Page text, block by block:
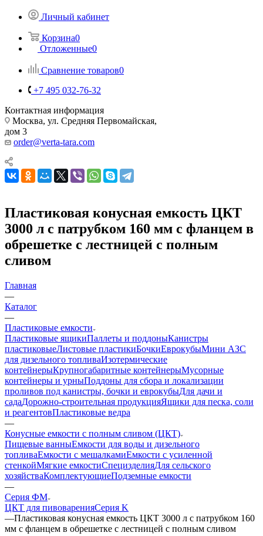
Личный кабинет
Корзина0
Отложенные0
Сравнение товаров0
+7 495 032-76-32
Контактная информация
Москва, ул. Средняя Первомайская,
дом 3
order@verta-tara.com
Пластиковая конусная емкость ЦКТ
3000 л с патрубком 160 мм с фланцем в
обрешетке с лестницей с полным
сливом
Главная
—
Каталог
—
Пластиковые емкости
Пластиковые ящикиПаллеты и поддоныКанистры
пластиковыеЛистовые пластикиБочкиЕврокубыМини АЗС
для дизельного топливаИзотермические
контейнерыКрупногабаритные контейнерыМусорные
контейнеры и урныПоддоны для сбора и локализации
проливов под канистры, бочки и еврокубыДля дачи и
садаДорожно-строительная продукцияЯщики для песка, соли
и реагентовПластиковые ведра
—
Конусные емкости с полным сливом (ЦКТ)
Пищевые ванныЕмкости для воды и дизельного
топливаЕмкости с мешалкамиЕмкости с усиленной
стенкойМягкие емкостиСпецизделияДля сельского
хозяйстваКомплектующиеПодземные емкости
—
Серия ФМ
ЦКТ для пивоваренияСерия K
—Пластиковая конусная емкость ЦКТ 3000 л с патрубком 160
мм с фланцем в обрешетке с лестницей с полным сливом